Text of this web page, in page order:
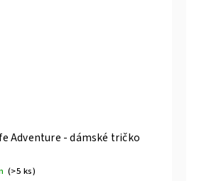
Adventure - dámské tričko
(>5 ks)